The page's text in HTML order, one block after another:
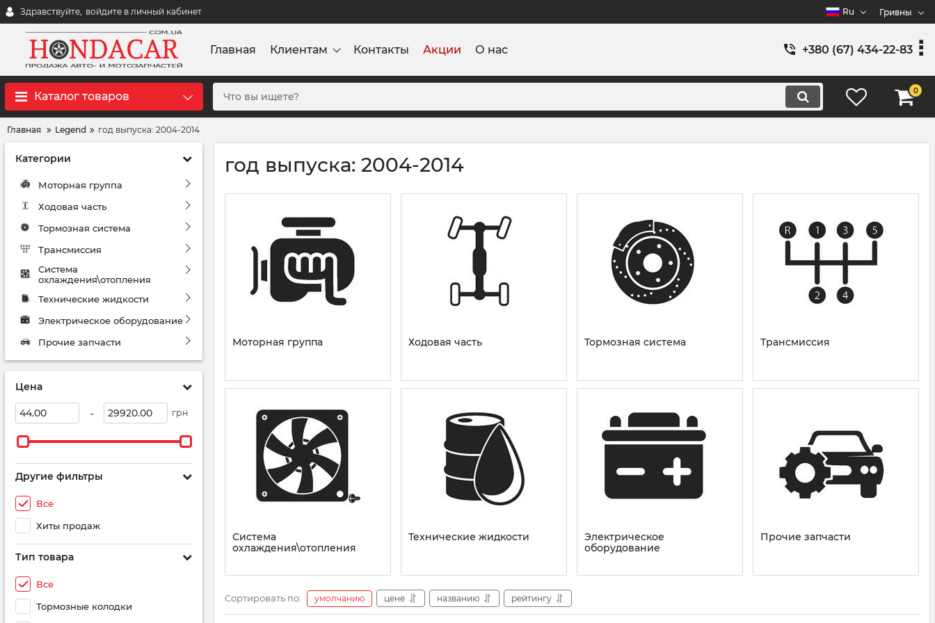
Здравствуйте, войдите в личный кабинет Ru Гривны
Главная Клиентам Контакты Акции О нас +380 (67) 434-22-83
Каталог товаров 0
Главная Legend год выпуска: 2004-2014
Категории
Моторная группа
Ходовая часть
Тормозная система
Трансмиссия
Система
охлаждения\отопления
Технические жидкости
Электрическое оборудование
Прочие запчасти
Цена
- грн
Другие фильтры
Все
Хиты продаж
Тип товара
Все
Тормозные колодки
год выпуска: 2004-2014
Моторная группа Ходовая часть Тормозная система Трансмиссия
Система
охлаждения\отопления
Технические жидкости
Электрическое
оборудование
Прочие запчасти
Сортировать по: умолчанию цене названию рейтингу